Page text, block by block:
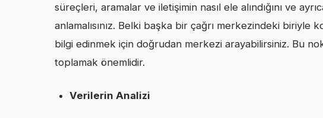
süreçleri, aramalar ve iletişimin nasıl ele alındığını ve
anlamalısınız. Belki başka bir çağrı merkezindeki biriyle
bilgi edinmek için doğrudan merkezi arayabilirsiniz. Bu
toplamak önemlidir.
Verilerin Analizi